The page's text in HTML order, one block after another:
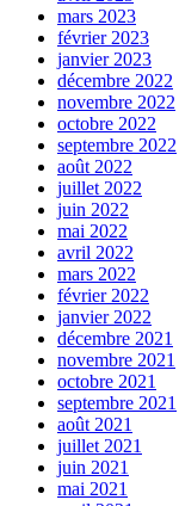
mars 2023
février 2023
janvier 2023
décembre 2022
novembre 2022
octobre 2022
septembre 2022
août 2022
juillet 2022
juin 2022
mai 2022
avril 2022
mars 2022
février 2022
janvier 2022
décembre 2021
novembre 2021
octobre 2021
septembre 2021
août 2021
juillet 2021
juin 2021
mai 2021